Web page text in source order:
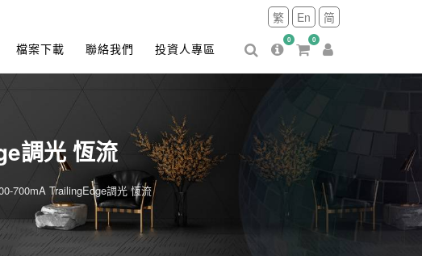
繁 En 简
0 0
檔案下載 聯絡我們 投資人專區
調光 恆流
700mA TrailingEdge調光 恆流